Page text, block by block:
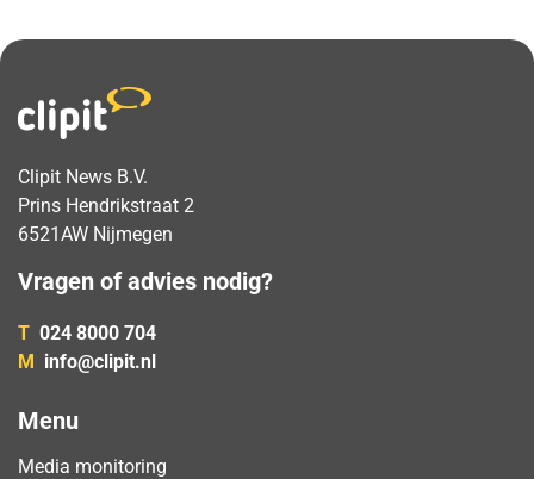
Clipit News B.V.
Prins Hendrikstraat 2
6521AW Nijmegen
Vragen of advies nodig?
T 024 8000 704
M info@clipit.nl
Menu
Media monitoring